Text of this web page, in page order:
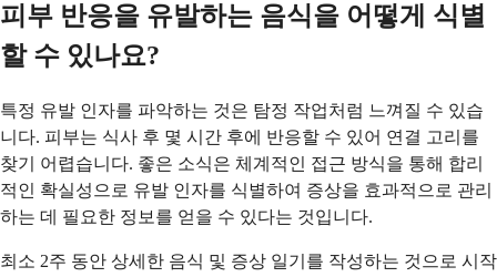
피부 반응을 유발하는 음식을 어떻게 식별
할 수 있나요?
특정 유발 인자를 파악하는 것은 탐정 작업처럼 느껴질 수 있습
니다. 피부는 식사 후 몇 시간 후에 반응할 수 있어 연결 고리를
찾기 어렵습니다. 좋은 소식은 체계적인 접근 방식을 통해 합리
적인 확실성으로 유발 인자를 식별하여 증상을 효과적으로 관리
하는 데 필요한 정보를 얻을 수 있다는 것입니다.
최소 2주 동안 상세한 음식 및 증상 일기를 작성하는 것으로 시작